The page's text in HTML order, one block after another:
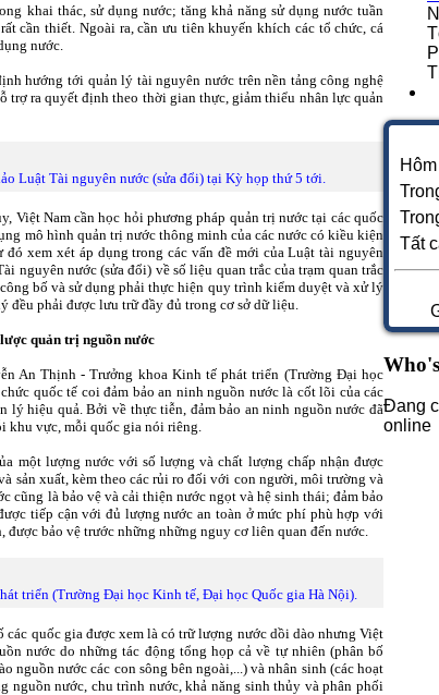
khai thác, sử dụng nước; tăng khả năng sử dụng nước tuần
cần thiết. Ngoài ra, cần ưu tiên khuyến khích các tổ chức, cá
nước.
hướng tới quản lý tài nguyên nước trên nền tảng công nghệ
trợ ra quyết định theo thời gian thực, giảm thiểu nhân lực quản
Luật Tài nguyên nước (sửa đổi) tại Kỳ họp thứ 5 tới.
Việt Nam cần học hỏi phương pháp quản trị nước tại các quốc
mô hình quản trị nước thông minh của các nước có kiều kiện
xem xét áp dụng trong các vấn đề mới của Luật tài nguyên
nguyên nước (sửa đổi) về số liệu quan trắc của trạm quan trắc
bố và sử dụng phải thực hiện quy trình kiểm duyệt và xử lý
phải được lưu trữ đầy đủ trong cơ sở dữ liệu.
quản trị nguồn nước
An Thịnh - Trưởng khoa Kinh tế phát triển (Trường Đại học
quốc tế coi đảm bảo an ninh nguồn nước là cốt lõi của các
lý hiệu quả. Bởi về thực tiễn, đảm bảo an ninh nguồn nước đã
khu vực, mỗi quốc gia nói riêng.
một lượng nước với số lượng và chất lượng chấp nhận được
sản xuất, kèm theo các rủi ro đối với con người, môi trường và
cũng là bảo vệ và cải thiện nước ngọt và hệ sinh thái; đảm bảo
tiếp cận với đủ lượng nước an toàn ở mức phí phù hợp với
bảo vệ trước những những nguy cơ liên quan đến nước.
triển (Trường Đại học Kinh tế, Đại học Quốc gia Hà Nội).
các quốc gia được xem là có trữ lượng nước dồi dào nhưng Việt
nước do những tác động tổng họp cả về tự nhiên (phân bố
nguồn nước các con sông bên ngoài,...) và nhân sinh (các hoạt
nguồn nước, chu trình nước, khả năng sinh thủy và phân phối
Tất
Đang
online